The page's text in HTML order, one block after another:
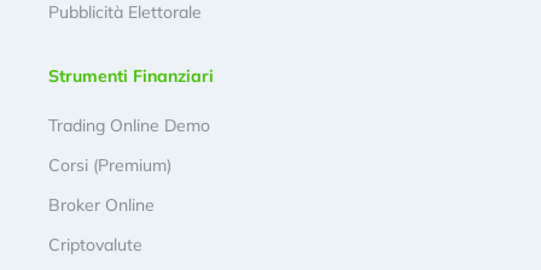
Pubblicità Elettorale
Strumenti Finanziari
Trading Online Demo
Corsi (Premium)
Broker Online
Criptovalute